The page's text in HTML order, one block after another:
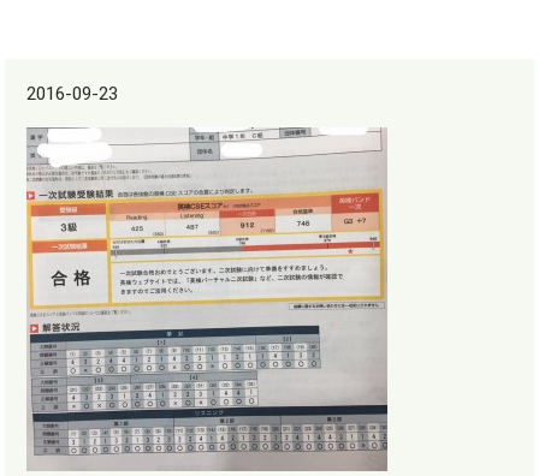
2016-09-23